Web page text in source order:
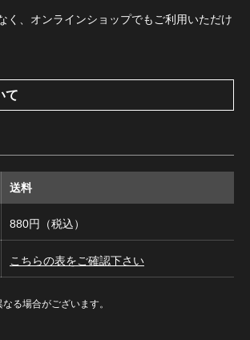
く、オンラインショップでもご利用いただけ
て
送料
880円（税込）
こちらの表をご確認下さい
る場合がございます。